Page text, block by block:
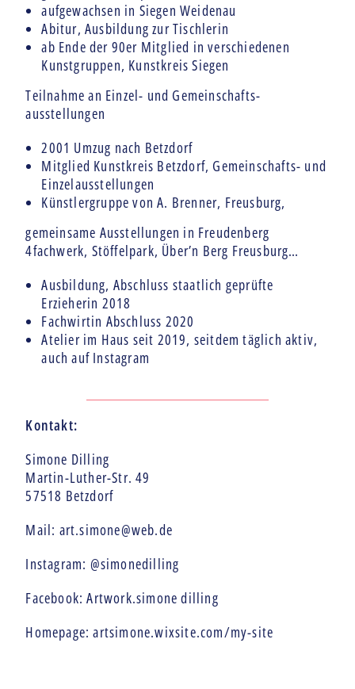
aufgewachsen in Siegen Weidenau
Abitur, Ausbildung zur Tischlerin
ab Ende der 90er Mitglied in verschiedenen
Kunstgruppen, Kunstkreis Siegen
Teilnahme an Einzel- und Gemeinschafts-
ausstellungen
2001 Umzug nach Betzdorf
Mitglied Kunstkreis Betzdorf, Gemeinschafts- und
Einzelausstellungen
Künstlergruppe von A. Brenner, Freusburg,
gemeinsame Ausstellungen in Freudenberg
4fachwerk, Stöffelpark, Über’n Berg Freusburg…
Ausbildung, Abschluss staatlich geprüfte
Erzieherin 2018
Fachwirtin Abschluss 2020
Atelier im Haus seit 2019, seitdem täglich aktiv,
auch auf Instagram
Kontakt:
Simone Dilling
Martin-Luther-Str. 49
57518 Betzdorf
Mail: art.simone@web.de
Instagram: @simonedilling
Facebook:Artwork.simone dilling
Homepage:artsimone.wixsite.com/my-site